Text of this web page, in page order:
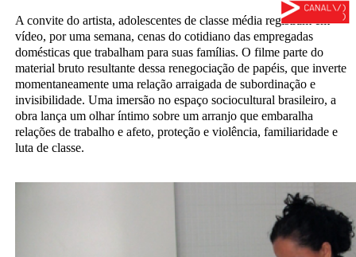
A convite do artista, adolescentes de classe média registram em
vídeo, por uma semana, cenas do cotidiano das empregadas
domésticas que trabalham para suas famílias. O filme parte do
material bruto resultante dessa renegociação de papéis, que inverte
momentaneamente uma relação arraigada de subordinação e
invisibilidade. Uma imersão no espaço sociocultural brasileiro, a
obra lança um olhar íntimo sobre um arranjo que embaralha
relações de trabalho e afeto, proteção e violência, familiaridade e
luta de classe.